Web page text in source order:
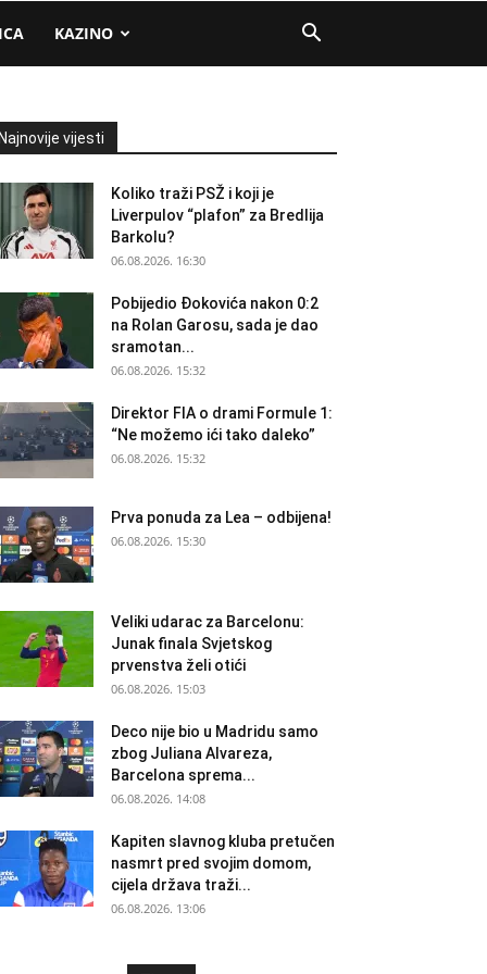
KAZINO
Najnovije vijesti
Koliko traži PSŽ i koji je
Liverpulov “plafon” za Bredlija
Barkolu?
06.08.2026. 16:30
Pobijedio Đokovića nakon 0:2
na Rolan Garosu, sada je dao
sramotan...
06.08.2026. 15:32
Direktor FIA o drami Formule 1:
“Ne možemo ići tako daleko”
06.08.2026. 15:32
Prva ponuda za Lea – odbijena!
06.08.2026. 15:30
Veliki udarac za Barcelonu:
Junak finala Svjetskog
prvenstva želi otići
06.08.2026. 15:03
Deco nije bio u Madridu samo
zbog Juliana Alvareza,
Barcelona sprema...
06.08.2026. 14:08
Kapiten slavnog kluba pretučen
nasmrt pred svojim domom,
cijela država traži...
06.08.2026. 13:06